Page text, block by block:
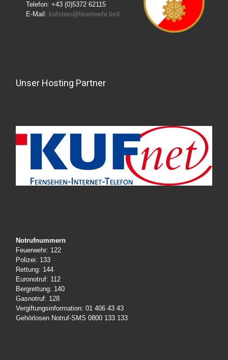
Telefon: +43 (0)5372 62115
E-Mail: kufstein@feuerwehr.tirol
Unser Hosting Partner
Notrufnummern
Feuerwehr: 122
Polizei: 133
Rettung: 144
Euronotruf: 112
Bergrettung: 140
Gasnotruf: 128
Vergiftungsinformation: 01 406 43 43
Gehörlosen Notruf-SMS 0800 133 133